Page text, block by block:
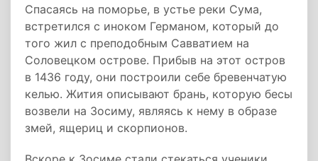
Спасаясь на поморье, в устье реки Сума,
встретился с иноком Германом, который до
того жил с преподобным Савватием на
Соловецком острове. Прибыв на этот остров
в 1436 году, они построили себе бревенчатую
келью. Жития описывают брань, которую бесы
возвели на Зосиму, являясь к нему в образе
змей, ящериц и скорпионов.